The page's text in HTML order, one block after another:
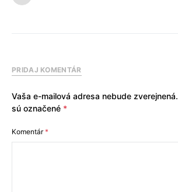
PRIDAJ KOMENTÁR
Vaša e-mailová adresa nebude zverejnená.
sú označené *
Komentár*